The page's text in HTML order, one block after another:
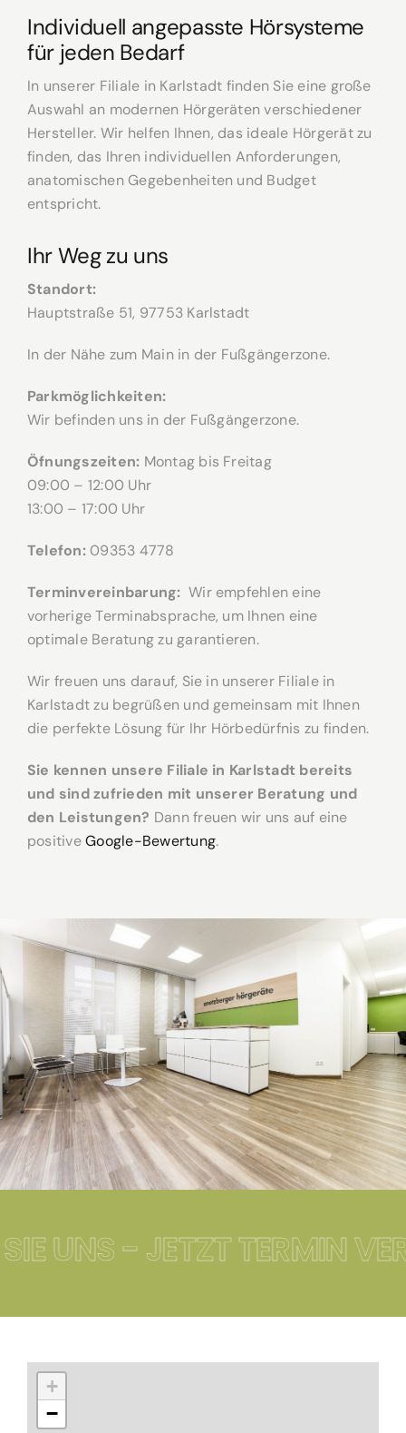
Individuell angepasste Hörsysteme
für jeden Bedarf
In unserer Filiale in Karlstadt finden Sie eine große
Auswahl an modernen Hörgeräten verschiedener
Hersteller. Wir helfen Ihnen, das ideale Hörgerät zu
finden, das Ihren individuellen Anforderungen,
anatomischen Gegebenheiten und Budget
entspricht.
Ihr Weg zu uns
Standort:
Hauptstraße 51, 97753 Karlstadt
In der Nähe zum Main in der Fußgängerzone.
Parkmöglichkeiten:
Wir befinden uns in der Fußgängerzone.
Öfnungszeiten: Montag bis Freitag
09:00 – 12:00 Uhr
13:00 – 17:00 Uhr
Telefon:09353 4778
Terminvereinbarung: Wir empfehlen eine
vorherige Terminabsprache, um Ihnen eine
optimale Beratung zu garantieren.
Wir freuen uns darauf, Sie in unserer Filiale in
Karlstadt zu begrüßen und gemeinsam mit Ihnen
die perfekte Lösung für Ihr Hörbedürfnis zu finden.
Sie kennen unsere Filiale in Karlstadt bereits
und sind zufrieden mit unserer Beratung und
den Leistungen? Dann freuen wir uns auf eine
positiveGoogle-Bewertung.
- JETZT TERMIN
+
−